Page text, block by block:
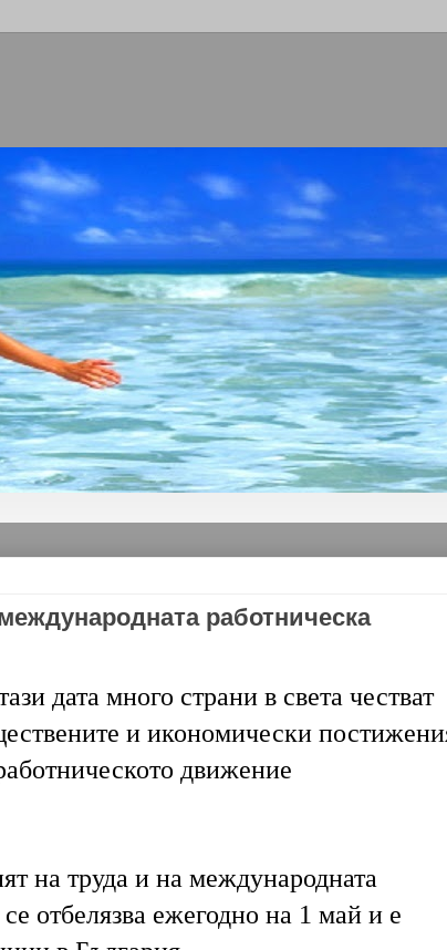
работническа
дата много страни в света честват
и икономически
движение
на труда и на международната
отбелязва ежегодно на 1 май и е